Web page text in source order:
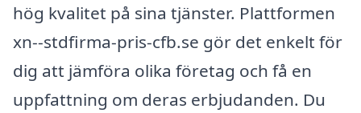
hög kvalitet på sina tjänster. Plattformen
xn--stdfirma-pris-cfb.se gör det enkelt för
dig att jämföra olika företag och få en
uppfattning om deras erbjudanden. Du